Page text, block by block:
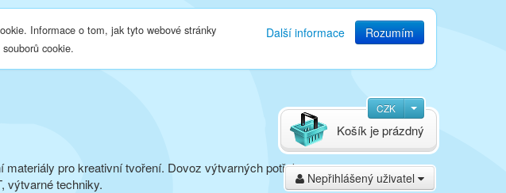
Další informace Rozumím
Informace o tom, jak tyto webové stránky
cookie.
CZK
Nepřihlášený uživatel
Košík je prázdný
pro kreativní tvoření. Dovoz výtvarných potřeb,
výtvarné techniky.